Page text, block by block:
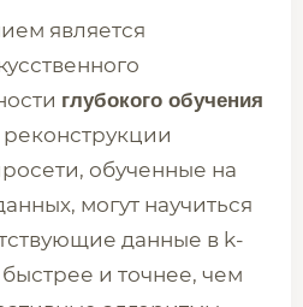
является
глубокого обучения
реконструкции
обученные на
могут научиться
данные в k-
и точнее, чем